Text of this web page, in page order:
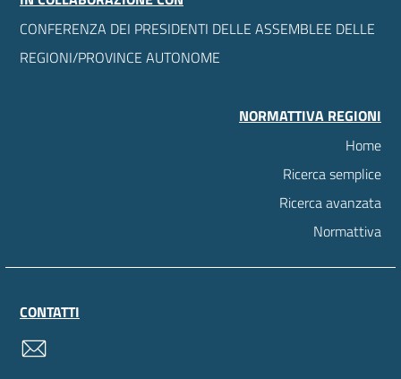
CONFERENZA DEI PRESIDENTI DELLE ASSEMBLEE DELLE
REGIONI/PROVINCE AUTONOME
NORMATTIVA REGIONI
Home
Ricerca semplice
Ricerca avanzata
Normattiva
CONTATTI